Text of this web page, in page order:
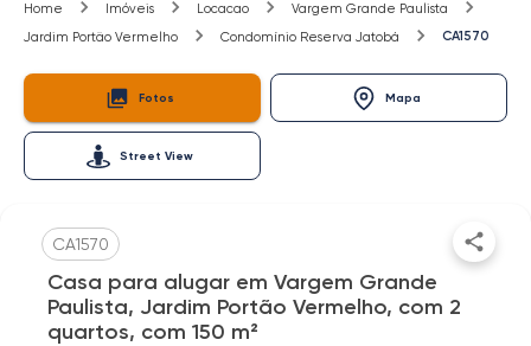
Home Imóveis Locacao
Vargem Grande Paulista
Jardim Portão Vermelho
Condomínio Reserva Jatobá CA1570
Fotos Mapa
Street View
CA1570
Casa para alugar em Vargem Grande
Paulista, Jardim Portão Vermelho, com 2
quartos, com 150 m²